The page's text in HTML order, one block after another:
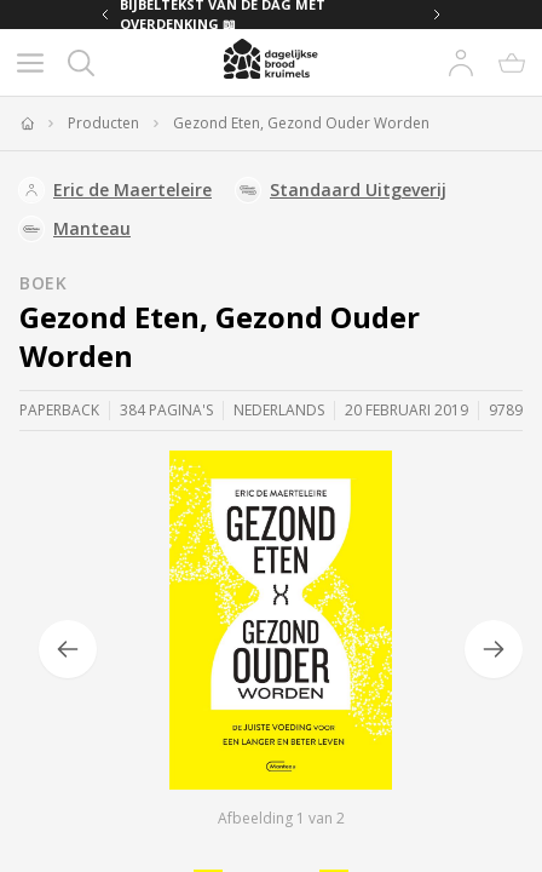
BIJBELTEKST VAN DE DAG MET
OVERDENKING 📖
Producten Gezond Eten, Gezond Ouder Worden
Eric de Maerteleire
Standaard Uitgeverij
Manteau
BOEK
Gezond Eten, Gezond Ouder
Worden
PAPERBACK 384 PAGINA'S NEDERLANDS 20 FEBRUARI 2019
Afbeelding 1 van 2